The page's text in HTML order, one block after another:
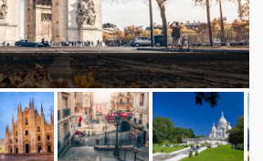
Si la parada se realiza para tomar
proveedor no se abonará este
circuito, en cualquier época del
que ya hayan viajado con
3 años y que pertenezcan a
(cuya obtención se realiza